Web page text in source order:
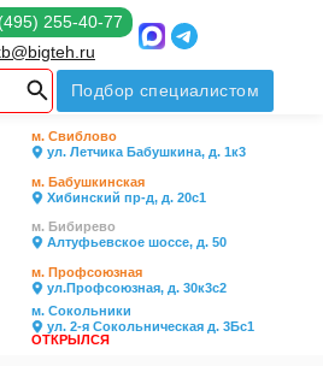
255-40-77
Подбор специалистом
м. Свиблово
ул. Летчика Бабушкина, д. 1к3
м. Бабушкинская
Хибинский пр-д, д. 20с1
м. Бибирево
Алтуфьевское шоссе, д. 50
м. Профсоюзная
ул.Профсоюзная, д. 30к3с2
м. Сокольники
ул. 2-я Сокольническая д. 3Бс1
ОТКРЫЛСЯ